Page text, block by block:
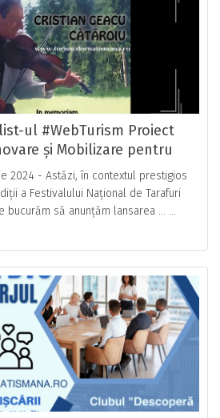
ul #WebTurism Proiect
și Mobilizare pentru
Culturale & Turistice
Național de Tarafuri
Cătăroiu"
2024 - Astăzi, în contextul prestigios
a Festivalului Național de Tarafuri
bucurăm să anunțăm lansarea … ...